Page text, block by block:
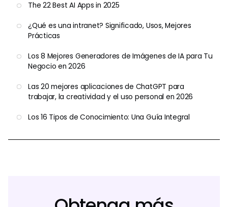
The 22 Best AI Apps in 2025
¿Qué es una intranet? Significado, Usos, Mejores
Prácticas
Los 8 Mejores Generadores de Imágenes de IA para Tu
Negocio en 2026
Las 20 mejores aplicaciones de ChatGPT para
trabajar, la creatividad y el uso personal en 2026
Los 16 Tipos de Conocimiento: Una Guía Integral